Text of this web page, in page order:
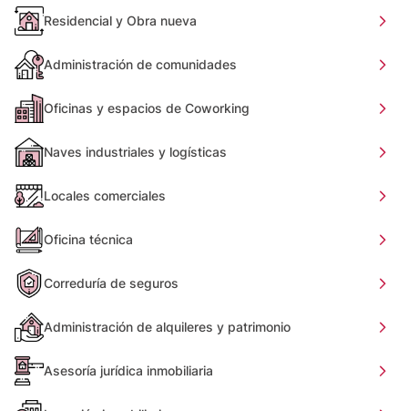
Residencial y Obra nueva
Administración de comunidades
Oficinas y espacios de Coworking
Naves industriales y logísticas
Locales comerciales
Oficina técnica
Correduría de seguros
Administración de alquileres y patrimonio
Asesoría jurídica inmobiliaria